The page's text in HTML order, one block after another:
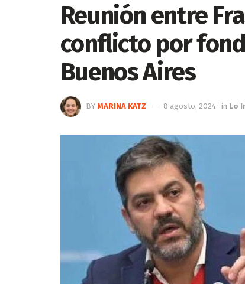
Reunión entre
conflicto por
Buenos Aires
BY MARINA KATZ 8 agosto, 2024 in Lo